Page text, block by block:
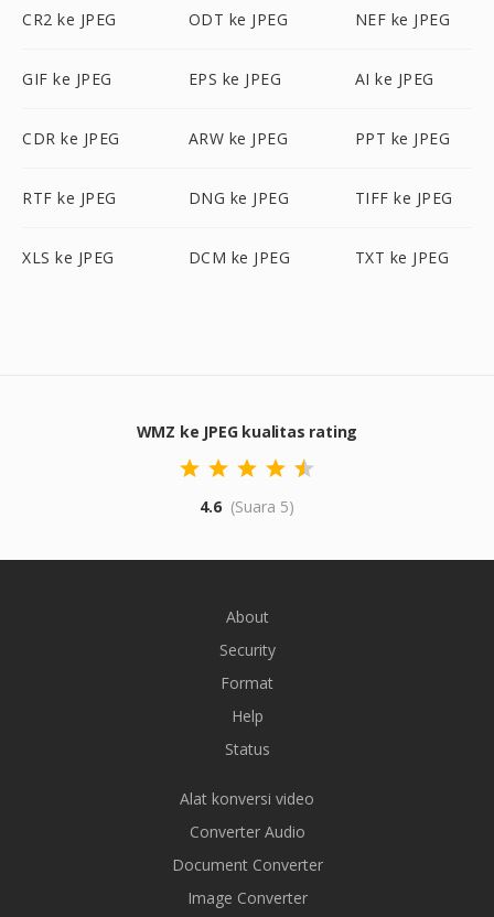
CR2 ke JPEG ODT ke JPEG NEF ke JPEG
GIF ke JPEG EPS ke JPEG AI ke JPEG
CDR ke JPEG ARW ke JPEG PPT ke JPEG
RTF ke JPEG DNG ke JPEG TIFF ke JPEG
XLS ke JPEG DCM ke JPEG TXT ke JPEG
WMZ ke JPEG kualitas rating
4.6 (Suara 5)
About
Security
Format
Help
Status
Alat konversi video
Converter Audio
Document Converter
Image Converter